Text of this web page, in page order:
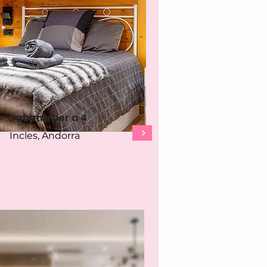
Cabana per a 4
Incles, Andorra